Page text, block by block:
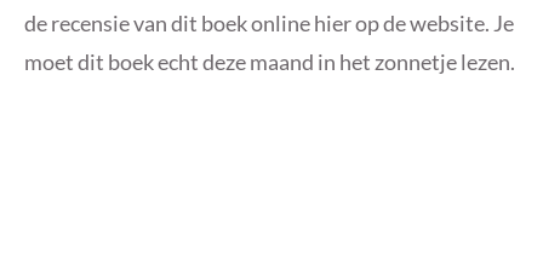
de recensie van dit boek online hier op de website. Je
moet dit boek echt deze maand in het zonnetje lezen.